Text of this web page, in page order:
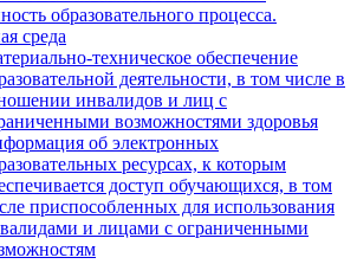
образовательного процесса.
среда
техническое обеспечение
деятельности, в том числе в
инвалидов и лиц с
возможностями здоровья
об электронных
ресурсах, к которым
доступ обучающихся, в том
приспособленных для использования
и лицами с ограниченными